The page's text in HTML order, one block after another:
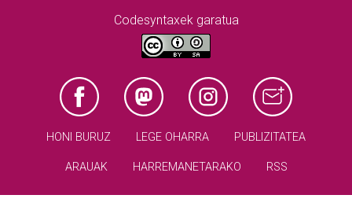
Codesyntaxek garatua
HONI BURUZ LEGE OHARRA PUBLIZITATEA
ARAUAK HARREMANETARAKO RSS